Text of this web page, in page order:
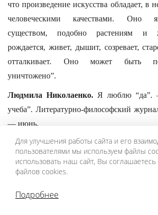
что произведение искусства обладает, в
человеческими качествами. Оно
существом, подобно растениям и
рождается, живет, дышит, созревает,
отталкивает. Оно может быть
уничтожено”.
Людмила Николаенко. Я люблю “да”.
учеба”. Литературно-философский
— июнь.
29 писем К. И. Чуковского 50-х годов к
литературная учеба
Олег Павлов.Повесть последних дней.
Россия”, 2000, № 27, 28, 29, 30.
Для улучшения работы сайта и его
пользователями мы используем файлы
использовать наш сайт, Вы соглашаетесь
файлов cookies.
Подробнее